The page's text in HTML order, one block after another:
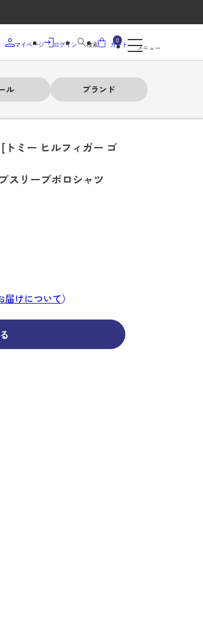
マイページ ログイン 検索
0
カート メニュー
ル ブランド
セール
セール
セール
セール
セール
セール
セール
[トミー ヒルフィガー ゴ
スリーブポロシャツ
届けについて）